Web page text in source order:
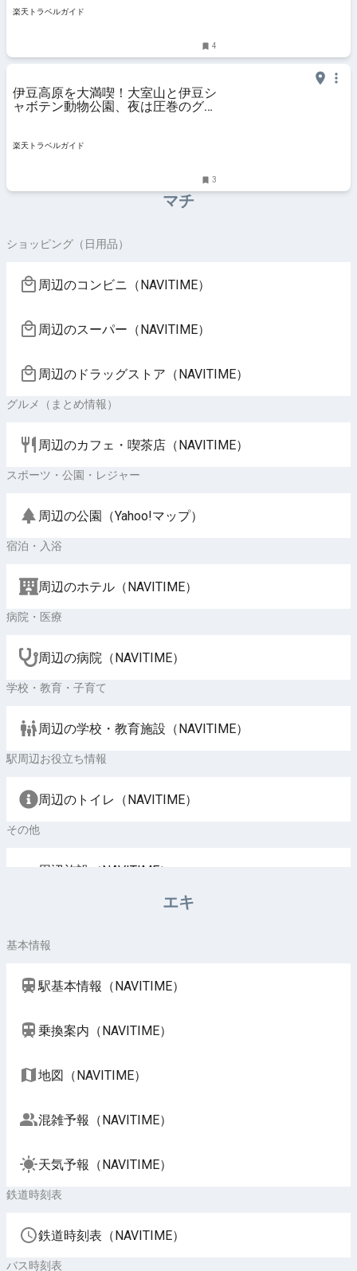
楽天トラベルガイド
4
伊豆高原を大満喫！大室山と伊豆シ
ャボテン動物公園、夜は圧巻のグラ
楽天トラベルガイド
3
マチ
ショッピング（日用品）
周辺のコンビニ（NAVITIME）
周辺のスーパー（NAVITIME）
周辺のドラッグストア（NAVITIME）
グルメ（まとめ情報）
周辺のカフェ・喫茶店（NAVITIME）
スポーツ・公園・レジャー
周辺の公園（Yahoo!マップ）
宿泊・入浴
周辺のホテル（NAVITIME）
病院・医療
周辺の病院（NAVITIME）
学校・教育・子育て
周辺の学校・教育施設（NAVITIME）
駅周辺お役立ち情報
周辺のトイレ（NAVITIME）
その他
周辺施設（NAVITIME）
エキ
基本情報
駅基本情報（NAVITIME）
乗換案内（NAVITIME）
地図（NAVITIME）
混雑予報（NAVITIME）
天気予報（NAVITIME）
鉄道時刻表
鉄道時刻表（NAVITIME）
バス時刻表